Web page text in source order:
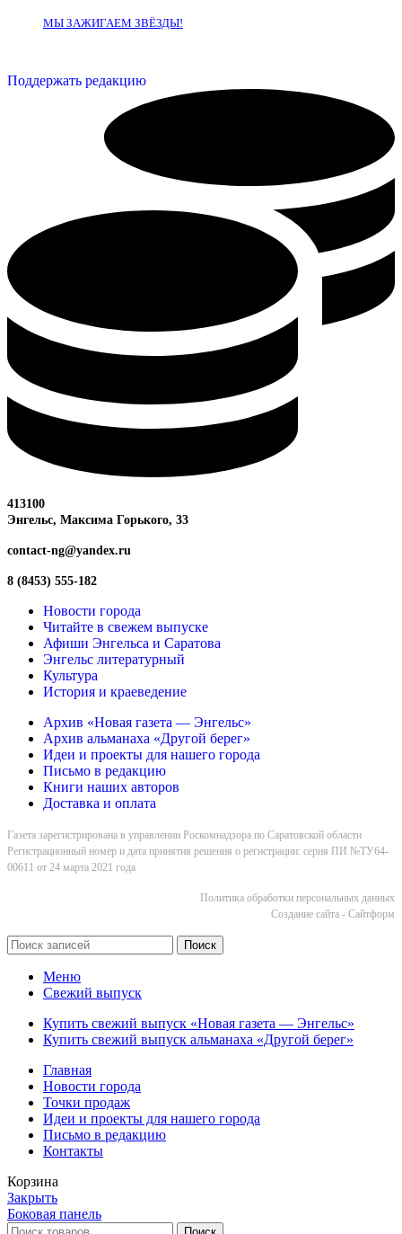
МЫ ЗАЖИГАЕМ ЗВЁЗДЫ!
Поддержать редакцию
413100
Энгельс, Максима Горького, 33
contact-ng@yandex.ru
8 (8453) 555-182
Новости города
Читайте в свежем выпуске
Афиши Энгельса и Саратова
Энгельс литературный
Культура
История и краеведение
Архив «Новая газета — Энгельс»
Архив альманаха «Другой берег»
Идеи и проекты для нашего города
Письмо в редакцию
Книги наших авторов
Доставка и оплата
Газета зарегистрирована в управлении Роскомнадзора по Саратовской области
Регистрационный номер и дата принятия решения о регистрации: серия ПИ №ТУ64-
00611 от 24 марта 2021 года
Политика обработки персональных данных
Cоздание сайта - Сайтформ
Поиск
Меню
Свежий выпуск
Купить свежий выпуск «Новая газета — Энгельс»
Купить свежий выпуск альманаха «Другой берег»
Главная
Новости города
Точки продаж
Идеи и проекты для нашего города
Письмо в редакцию
Контакты
Корзина
Закрыть
Боковая панель